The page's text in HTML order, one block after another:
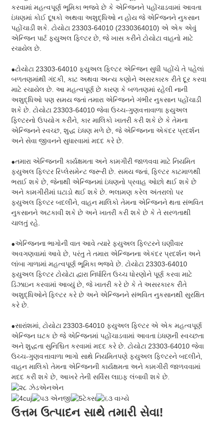
કરવામાં મહત્વપૂર્ણ ભૂમિકા ભજવે છે કે એન્જિનને પહોંચાડવામાં આવતા
ઇંધણમાં કોઈ દૂષકો અથવા અશુદ્ધિઓ ન હોય જે એન્જિનને નુકસાન
પહોંચાડી શકે. ટોયોટા 23303-64010 (2330364010) એ એક એવું
એન્જિન પાર્ટ ફ્યુઅલ ફિલ્ટર છે, જે ખાસ કરીને ટોયોટા વાહનો માટે
રચાયેલ છે.
●ટોયોટા 23303-64010 ફ્યુઅલ ફિલ્ટર એન્જિન સુધી પહોંચે તે પહેલાં
બળતણમાંથી ગંદકી, કાટ અથવા અન્ય કણોને અસરકારક રીતે દૂર કરવા
માટે રચાયેલ છે. આ મહત્વપૂર્ણ છે કારણ કે બળતણમાં રહેલી નાની
અશુદ્ધિઓ પણ સમય જતાં તમારા એન્જિનને ગંભીર નુકસાન પહોંચાડી
શકે છે. ટોયોટા 23303-64010 જેવા ઉચ્ચ-ગુણવત્તાવાળા ફ્યુઅલ
ફિલ્ટરનો ઉપયોગ કરીને, કાર માલિકો ખાતરી કરી શકે છે કે તેમના
એન્જિનને સ્વચ્છ, શુદ્ધ ઇંધણ મળે છે, જે એન્જિનના એકંદર પ્રદર્શન
અને સેવા જીવનને સુધારવામાં મદદ કરે છે.
●તમારા એન્જિનની કાર્યક્ષમતા અને કામગીરી જાળવવા માટે નિયમિત
ફ્યુઅલ ફિલ્ટર રિપ્લેસમેન્ટ જરૂરી છે. સમય જતાં, ફિલ્ટર કાટમાળથી
ભરાઈ શકે છે, જેનાથી એન્જિનમાં ઇંધણનો પ્રવાહ ઓછો થઈ શકે છે
અને કામગીરીમાં ઘટાડો થઈ શકે છે. ભલામણ કરેલ અંતરાલો પર
ફ્યુઅલ ફિલ્ટર બદલીને, વાહન માલિકો તેમના એન્જિનને થતા સંભવિત
નુકસાનને અટકાવી શકે છે અને ખાતરી કરી શકે છે કે તે સરળતાથી
ચાલતું રહે.
●એન્જિનના ભાગોની વાત આવે ત્યારે ફ્યુઅલ ફિલ્ટરને ઘણીવાર
અવગણવામાં આવે છે, પરંતુ તે તમારા એન્જિનના એકંદર પ્રદર્શન અને
લાંબા ગાળામાં મહત્વપૂર્ણ ભૂમિકા ભજવે છે. ટોયોટા 23303-64010
ફ્યુઅલ ફિલ્ટર ટોયોટા દ્વારા નિર્ધારિત ઉચ્ચ ધોરણોને પૂર્ણ કરવા માટે
ડિઝાઇન કરવામાં આવ્યું છે, જે ખાતરી કરે છે કે તે અસરકારક રીતે
અશુદ્ધિઓને ફિલ્ટર કરે છે અને એન્જિનને સંભવિત નુકસાનથી સુરક્ષિત
કરે છે.
●સારાંશમાં, ટોયોટા 23303-64010 ફ્યુઅલ ફિલ્ટર એ એક મહત્વપૂર્ણ
એન્જિન ઘટક છે જે એન્જિનમાં પહોંચાડવામાં આવતા ઇંધણની સ્વચ્છતા
અને શુદ્ધતા સુનિશ્ચિત કરવામાં મદદ કરે છે. ટોયોટા 23303-64010 જેવા
ઉચ્ચ-ગુણવત્તાવાળા ભાગો સાથે નિયમિતપણે ફ્યુઅલ ફિલ્ટરને બદલીને,
વાહન માલિકો તેમના એન્જિનની કાર્યક્ષમતા અને કામગીરી જાળવવામાં
મદદ કરી શકે છે, આખરે તેની સર્વિસ લાઇફ લંબાવી શકે છે.
ઉત્તમ ઉત્પાદન સાથે તમારી સેવા!